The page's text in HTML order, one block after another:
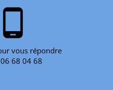
phone_android
vous répondre
68 04 68